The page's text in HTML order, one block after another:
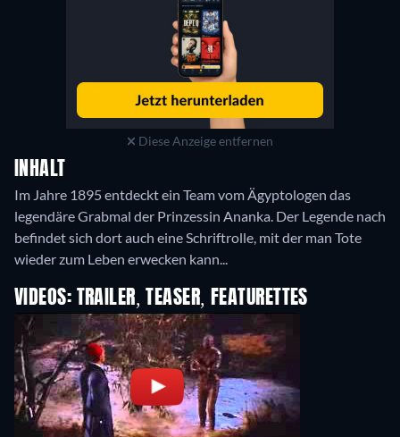
Diese Anzeige entfernen
INHALT
Im Jahre 1895 entdeckt ein Team vom Ägyptologen das
legendäre Grabmal der Prinzessin Ananka. Der Legende nach
befindet sich dort auch eine Schriftrolle, mit der man Tote
wieder zum Leben erwecken kann...
VIDEOS: TRAILER, TEASER, FEATURETTES